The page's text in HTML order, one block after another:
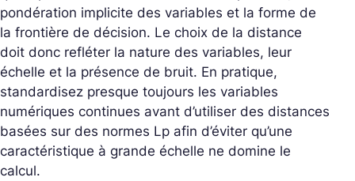
pondération implicite des variables et la forme de
la frontière de décision. Le choix de la distance
doit donc refléter la nature des variables, leur
échelle et la présence de bruit. En pratique,
standardisez presque toujours les variables
numériques continues avant d’utiliser des distances
basées sur des normes Lp afin d’éviter qu’une
caractéristique à grande échelle ne domine le
calcul.